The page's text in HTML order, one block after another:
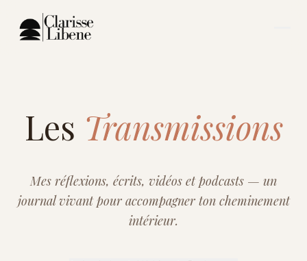
Les Transmissions
Mes réflexions, écrits, vidéos et podcasts — un
journal vivant pour accompagner ton cheminement
intérieur.